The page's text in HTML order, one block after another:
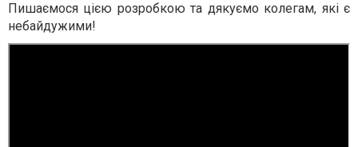
Пишаємося цією розробкою та дякуємо колегам, які є
небайдужими!